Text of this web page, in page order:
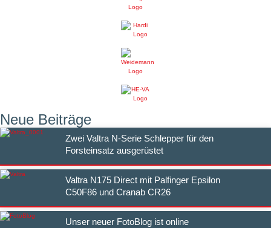
Neue Beiträge
Zwei Valtra N-Serie Schlepper für den
Forsteinsatz ausgerüstet
Valtra N175 Direct mit Palfinger Epsilon
C50F86 und Cranab CR26
Unser neuer FotoBlog ist online